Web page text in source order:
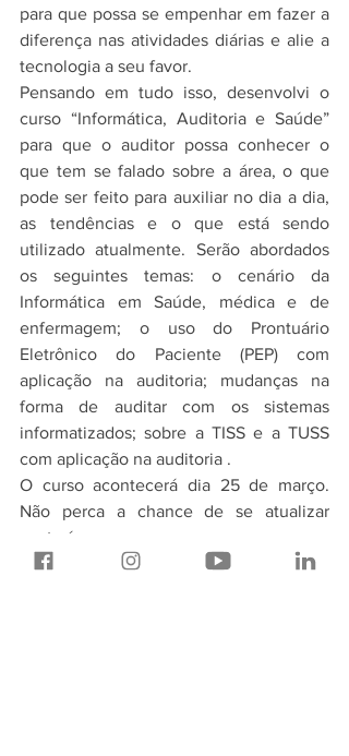
para que possa se empenhar em fazer a
diferença nas atividades diárias e alie a
tecnologia a seu favor.
Pensando em tudo isso, desenvolvi o
curso “Informática, Auditoria e Saúde”
para que o auditor possa conhecer o
que tem se falado sobre a área, o que
pode ser feito para auxiliar no dia a dia,
as tendências e o que está sendo
utilizado atualmente. Serão abordados
os seguintes temas: o cenário da
Informática em Saúde, médica e de
enfermagem; o uso do Prontuário
Eletrônico do Paciente (PEP) com
aplicação na auditoria; mudanças na
forma de auditar com os sistemas
informatizados; sobre a TISS e a TUSS
com aplicação na auditoria .
O curso acontecerá dia 25 de março.
Não perca a chance de se atualizar
nesta área.
Reserve já sua vaga!